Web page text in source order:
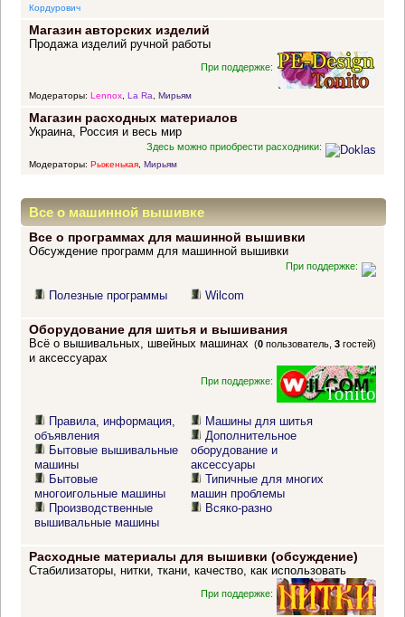
Кордурович
Магазин авторских изделий
Продажа изделий ручной работы
При поддержке:
Модераторы: Lennox, La Ra, Мирьям
Магазин расходных материалов
Украина, Россия и весь мир
Здесь можно приобрести расходники:
Модераторы: Рыженькая, Мирьям
Все о машинной вышивке
Все о программах для машинной вышивки
Обсуждение программ для машинной вышивки
При поддержке:
Полезные программы Wilcom
Оборудование для шитья и вышивания
(0 пользователь,3 гостей)
Всё о вышивальных, швейных машинах
и аксессуарах
При поддержке:
Правила, информация,
объявления
Бытовые вышивальные
машины
Бытовые
многоигольные машины
Производственные
вышивальные машины
Машины для шитья
Дополнительное
оборудование и
аксессуары
Типичные для многих
машин проблемы
Всяко-разно
Расходные материалы для вышивки (обсуждение)
Стабилизаторы, нитки, ткани, качество, как использовать
При поддержке: